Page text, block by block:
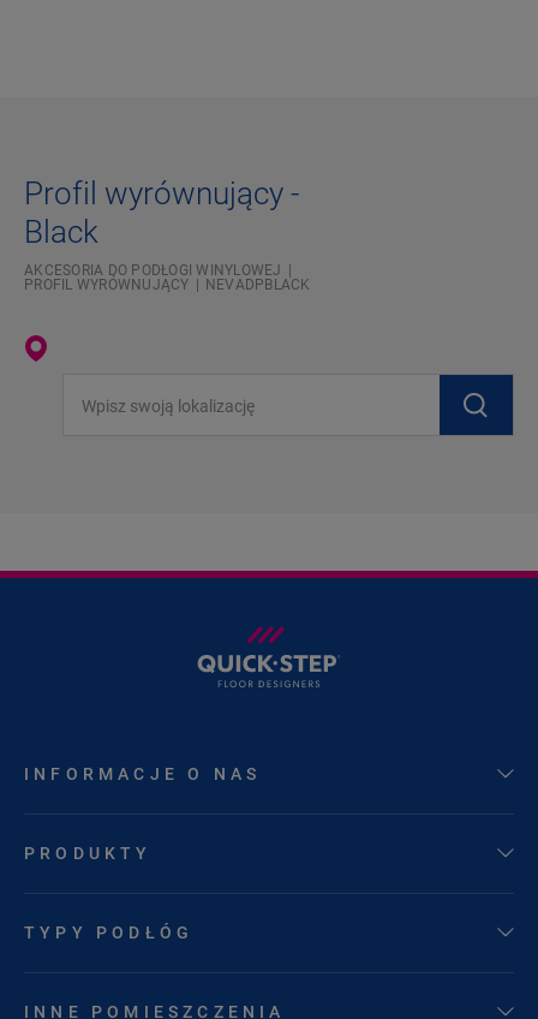
Profil wyrównujący -
Black
AKCESORIA DO PODŁOGI WINYLOWEJ
PROFIL WYRÓWNUJĄCY
NEVADPBLACK
INFORMACJE O NAS
PRODUKTY
TYPY PODŁÓG
INNE POMIESZCZENIA